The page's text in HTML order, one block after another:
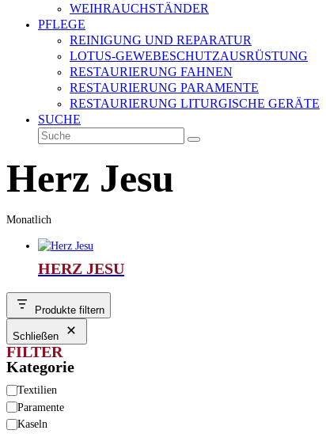
WEIHRAUCHSTÄNDER
PFLEGE
REINIGUNG UND REPARATUR
LOTUS-GEWEBESCHUTZAUSRÜSTUNG
RESTAURIERUNG FAHNEN
RESTAURIERUNG PARAMENTE
RESTAURIERUNG LITURGISCHE GERÄTE
SUCHE
Suche
Senden
Herz Jesu
Monatlich
HERZ JESU
Produkte filtern
Schließen
FILTER
Kategorie
Kategorie
Textilien
Paramente
Kaseln